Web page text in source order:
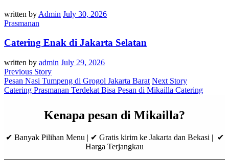
written by Admin July 30, 2026
Prasmanan
Catering Enak di Jakarta Selatan
written by admin July 29, 2026
Previous Story
Pesan Nasi Tumpeng di Grogol Jakarta Barat Next Story
Catering Prasmanan Terdekat Bisa Pesan di Mikailla Catering
Kenapa pesan di Mikailla?
✔ Banyak Pilihan Menu | ✔ Gratis kirim ke Jakarta dan Bekasi | ✔
Harga Terjangkau